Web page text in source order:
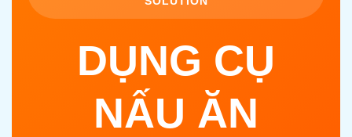
DỤNG CỤ
NẤU ĂN